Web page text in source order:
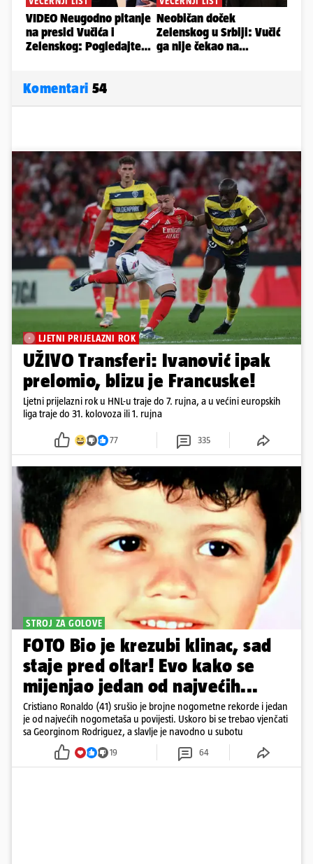
Komentari 54
LJETNI PRIJELAZNI ROK
UŽIVO Transferi: Ivanović ipak
prelomio, blizu je Francuske!
Ljetni prijelazni rok u HNL-u traje do 7. rujna, a u većini europskih
liga traje do 31. kolovoza ili 1. rujna
77 335
STROJ ZA GOLOVE
FOTO Bio je krezubi klinac, sad
staje pred oltar! Evo kako se
mijenjao jedan od najvećih...
Cristiano Ronaldo (41) srušio je brojne nogometne rekorde i jedan
je od najvećih nogometaša u povijesti. Uskoro bi se trebao vjenčati
sa Georginom Rodriguez, a slavlje je navodno u subotu
19 64